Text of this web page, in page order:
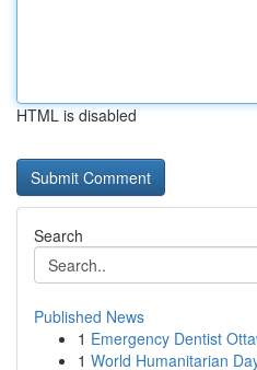
HTML is disabled
Search
Published News
1 Emergency Dentist
1 World Humanitarian